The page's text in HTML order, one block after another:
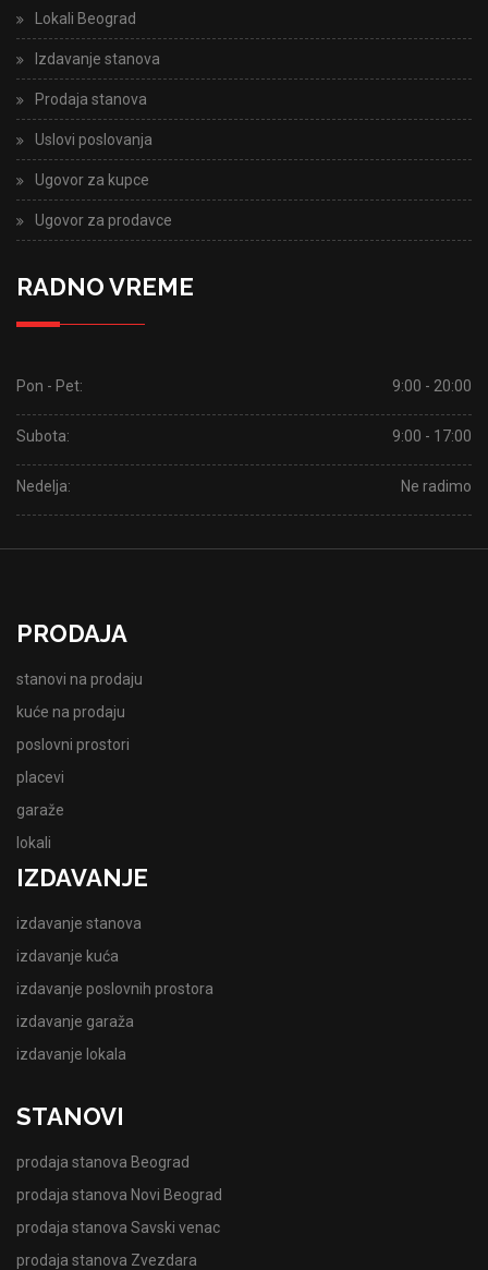
Lokali Beograd
Izdavanje stanova
Prodaja stanova
Uslovi poslovanja
Ugovor za kupce
Ugovor za prodavce
RADNO VREME
Pon - Pet: 9:00 - 20:00
Subota: 9:00 - 17:00
Nedelja: Ne radimo
PRODAJA
stanovi na prodaju
kuće na prodaju
poslovni prostori
placevi
garaže
lokali
IZDAVANJE
izdavanje stanova
izdavanje kuća
izdavanje poslovnih prostora
izdavanje garaža
izdavanje lokala
STANOVI
prodaja stanova Beograd
prodaja stanova Novi Beograd
prodaja stanova Savski venac
prodaja stanova Zvezdara